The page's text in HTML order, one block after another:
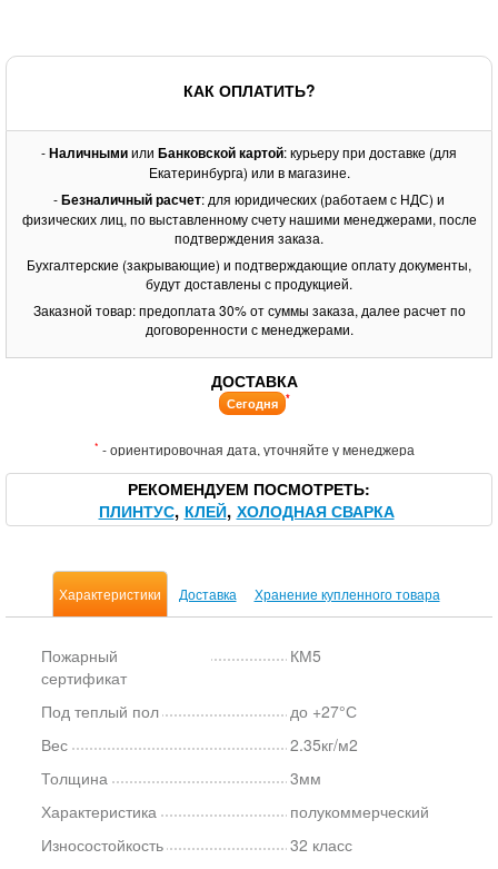
КАК ОПЛАТИТЬ?
-Наличнымиили Банковской картой: курьеру при доставке (для
Екатеринбурга) или в магазине.
-Безналичный расчет: для юридических (работаем с НДС) и
физических лиц, по выставленному счету нашими менеджерами, после
подтверждения заказа.
Бухгалтерские (закрывающие) и подтверждающие оплату документы,
будут доставлены с продукцией.
Заказной товар: предоплата 30% от суммы заказа, далее расчет по
договоренности с менеджерами.
ДОСТАВКА
Сегодня *
* - ориентировочная дата, уточняйте у менеджера
РЕКОМЕНДУЕМ ПОСМОТРЕТЬ
ПЛИНТУС КЛЕЙ ХОЛОДНАЯ СВАРКА
Характеристики Доставка Хранение купленного товара
Пожарный
сертификат
КМ5
Под теплый пол
до +27°С
Вес
2.35кг/м2
Толщина
3мм
Характеристика
полукоммерческий
Износостойкость
32 класс